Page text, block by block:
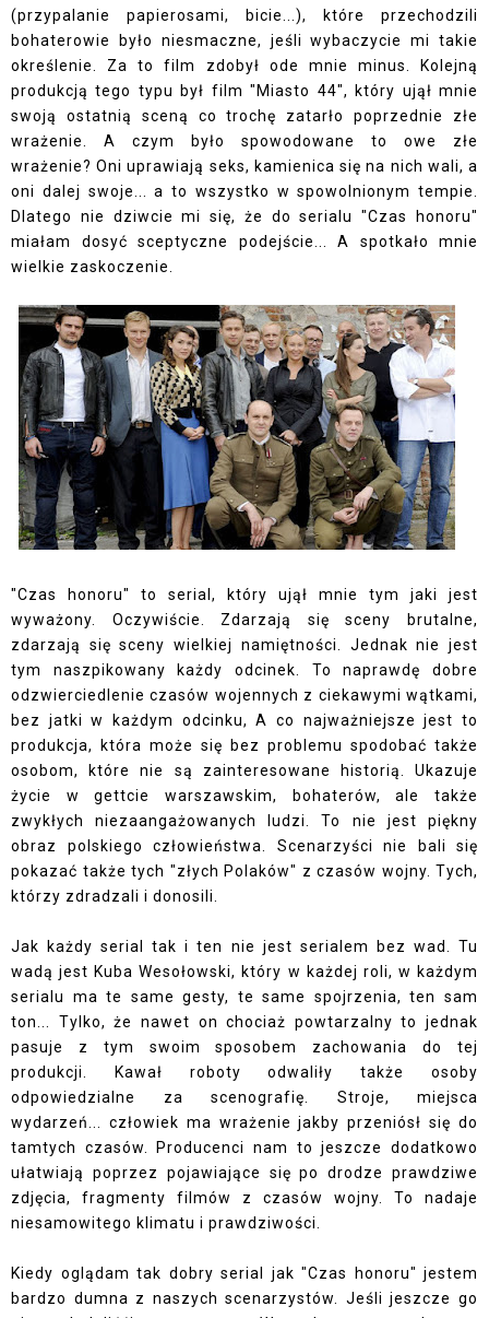
(przypalanie papierosami, bicie...), które przechodzili
bohaterowie było niesmaczne, jeśli wybaczycie mi takie
określenie. Za to film zdobył ode mnie minus. Kolejną
produkcją tego typu był film "Miasto 44", który ujął mnie
swoją ostatnią sceną co trochę zatarło poprzednie złe
wrażenie. A czym było spowodowane to owe złe
wrażenie? Oni uprawiają seks, kamienica się na nich wali, a
oni dalej swoje... a to wszystko w spowolnionym tempie.
Dlatego nie dziwcie mi się, że do serialu "Czas honoru"
miałam dosyć sceptyczne podejście... A spotkało mnie
wielkie zaskoczenie.
"Czas honoru" to serial, który ujął mnie tym jaki jest
wyważony. Oczywiście. Zdarzają się sceny brutalne,
zdarzają się sceny wielkiej namiętności. Jednak nie jest
tym naszpikowany każdy odcinek. To naprawdę dobre
odzwierciedlenie czasów wojennych z ciekawymi wątkami,
bez jatki w każdym odcinku, A co najważniejsze jest to
produkcja, która może się bez problemu spodobać także
osobom, które nie są zainteresowane historią. Ukazuje
życie w gettcie warszawskim, bohaterów, ale także
zwykłych niezaangażowanych ludzi. To nie jest piękny
obraz polskiego człowieństwa. Scenarzyści nie bali się
pokazać także tych "złych Polaków" z czasów wojny. Tych,
którzy zdradzali i donosili.
Jak każdy serial tak i ten nie jest serialem bez wad. Tu
wadą jest Kuba Wesołowski, który w każdej roli, w każdym
serialu ma te same gesty, te same spojrzenia, ten sam
ton... Tylko, że nawet on chociaż powtarzalny to jednak
pasuje z tym swoim sposobem zachowania do tej
produkcji. Kawał roboty odwaliły także osoby
odpowiedzialne za scenografię. Stroje, miejsca
wydarzeń... człowiek ma wrażenie jakby przeniósł się do
tamtych czasów. Producenci nam to jeszcze dodatkowo
ułatwiają poprzez pojawiające się po drodze prawdziwe
zdjęcia, fragmenty filmów z czasów wojny. To nadaje
niesamowitego klimatu i prawdziwości.
Kiedy oglądam tak dobry serial jak "Czas honoru" jestem
bardzo dumna z naszych scenarzystów. Jeśli jeszcze go